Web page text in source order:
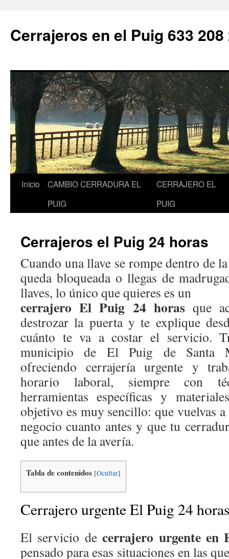
contenido
Cerrajeros en el Puig 633 208
Inicio
CAMBIO CERRADURA EL
PUIG
CERRAJERO EL
PUIG
Cerrajeros el Puig 24 horas
Cuando una llave se rompe dentro de
queda bloqueada o llegas de
llaves, lo único que quieres es un
cerrajero El Puig 24 horasque
destrozar la puerta y te explique
cuánto te va a costar el servicio.
municipio de El Puig de Santa
ofreciendo cerrajería urgente y
horario laboral, siempre con
herramientas específicas y
objetivo es muy sencillo: que vuelvas
negocio cuanto antes y que tu
que antes de la avería.
Tabla de contenidos [Ocultar]
Cerrajero urgente El Puig 24 horas
El servicio decerrajero urgente en
pensado para esas situaciones en las